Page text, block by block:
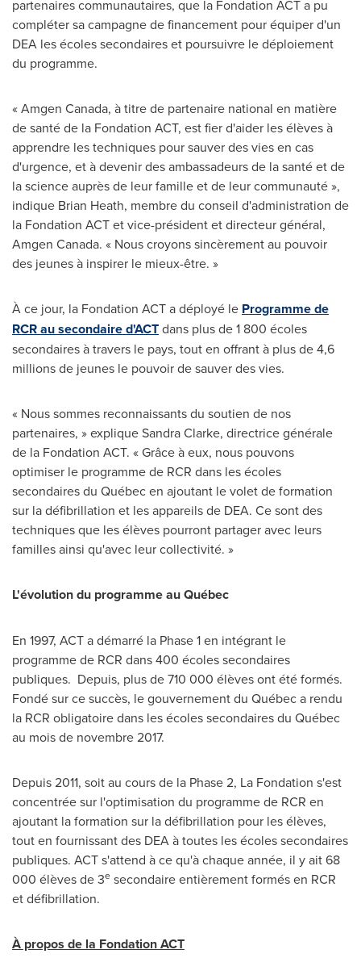
partenaires communautaires, que la Fondation ACT a pu
compléter sa campagne de financement pour équiper d'un
DEA les écoles secondaires et poursuivre le déploiement
du programme.
« Amgen Canada, à titre de partenaire national en matière
de santé de la Fondation ACT, est fier d'aider les élèves à
apprendre les techniques pour sauver des vies en cas
d'urgence, et à devenir des ambassadeurs de la santé et de
la science auprès de leur famille et de leur communauté »,
indique Brian Heath, membre du conseil d'administration de
la Fondation ACT et vice-président et directeur général,
Amgen Canada. « Nous croyons sincèrement au pouvoir
des jeunes à inspirer le mieux-être. »
À ce jour, la Fondation ACT a déployé le Programme de
RCR au secondaire d'ACTdans plus de 1 800 écoles
secondaires à travers le pays, tout en offrant à plus de 4,6
millions de jeunes le pouvoir de sauver des vies.
« Nous sommes reconnaissants du soutien de nos
partenaires, » expliqueSandra Clarke, directrice générale
de la Fondation ACT. « Grâce à eux, nous pouvons
optimiser le programme de RCR dans les écoles
secondaires du Québec en ajoutant le volet de formation
sur la défibrillation et les appareils de DEA. Ce sont des
techniques que les élèves pourront partager avec leurs
familles ainsi qu'avec leur collectivité. »
L'évolution du programme au Québec
En 1997, ACT a démarré la Phase 1 en intégrant le
programme de RCR dans 400 écoles secondaires
publiques. Depuis, plus de 710 000 élèves ont été formés.
Fondé sur ce succès, le gouvernement du Québec a rendu
la RCR obligatoire dans les écoles secondaires du Québec
au mois de novembre 2017.
Depuis 2011, soit au cours de la Phase 2, La Fondation s'est
concentrée sur l'optimisation du programme de RCR en
ajoutant la formation sur la défibrillation pour les élèves,
tout en fournissant des DEA à toutes les écoles secondaires
publiques. ACT s'attend à ce qu'à chaque année, il y ait 68
000 élèves de 3e secondaire entièrement formés en RCR
et défibrillation.
À propos de la Fondation ACT